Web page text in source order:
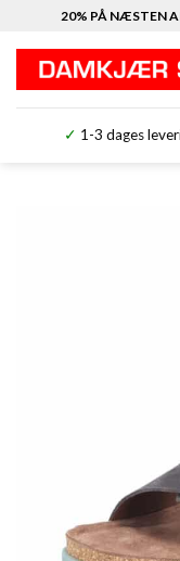
indhold
20% PÅ NÆSTEN
✓ 1-3 dages